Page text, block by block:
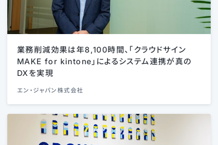
業務削減効果は年8,100時間、「クラウドサイン
MAKE for kintone」によるシステム連携が真の
DXを実現
エン・ジャパン株式会社